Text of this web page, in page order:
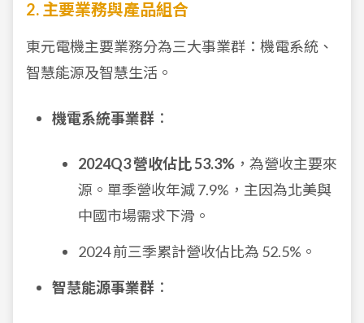
2. 主要業務與產品組合
東元電機主要業務分為三大事業群：機電系統、
智慧能源及智慧生活。
機電系統事業群 ：
2024Q3 營收佔比 53.3% ，為營收主要來
源。單季營收年減 7.9%，主因為北美與
中國市場需求下滑。
2024 前三季累計營收佔比為 52.5%。
智慧能源事業群 ：